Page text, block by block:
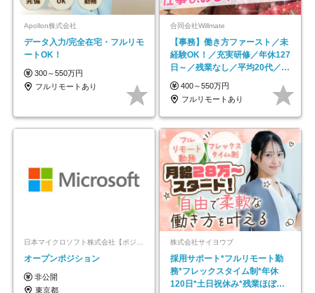
Apollon株式会社
データ入力/完全在宅・フルリモ
ートOK！
300～550万円
フルリモートあり
合同会社Willmate
【事務】働き方ファースト／未
経験OK！／充実研修／年休127
日～／残業なし／平均20代／リ
モートOK
400～550万円
フルリモートあり
日本マイクロソフト株式会社【ポジションマッチ登録】
オープンポジション
非公開
東京都
株式会社サイヨウブ
採用サポート*フルリモート勤
務*フレックスタイム制*年休
120日*土日祝休み*残業ほぼな